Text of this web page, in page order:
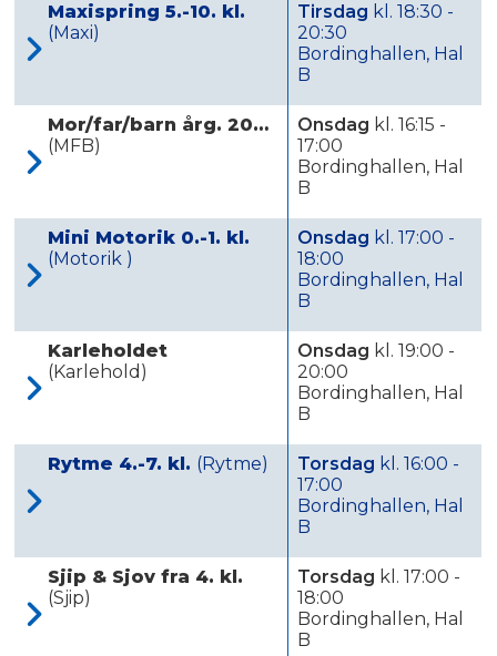
Maxispring 5.-10. kl.
(Maxi)
Tirsdag kl. 18:30 -
20:30
Bordinghallen, Hal
B
Mor/far/barn årg. 2023-2025
(MFB)
Onsdag kl. 16:15 -
17:00
Bordinghallen, Hal
B
Mini Motorik 0.-1. kl.
(Motorik )
Onsdag kl. 17:00 -
18:00
Bordinghallen, Hal
B
Karleholdet
(Karlehold)
Onsdag kl. 19:00 -
20:00
Bordinghallen, Hal
B
Rytme 4.-7. kl. (Rytme) Torsdag kl. 16:00 -
17:00
Bordinghallen, Hal
B
Sjip & Sjov fra 4. kl.
(Sjip)
Torsdag kl. 17:00 -
18:00
Bordinghallen, Hal
B